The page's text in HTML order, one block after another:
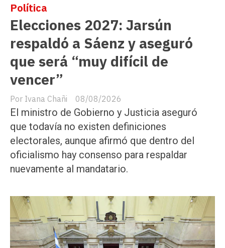
Elecciones 2027: Jarsún
respaldó a Sáenz y aseguró
que será “muy difícil de
vencer”
Ivana Chañi
Política
08/08/2026
El ministro de Gobierno y Justicia aseguró
que todavía no existen definiciones
electorales, aunque afirmó que dentro del
oficialismo hay consenso para respaldar
nuevamente al mandatario.